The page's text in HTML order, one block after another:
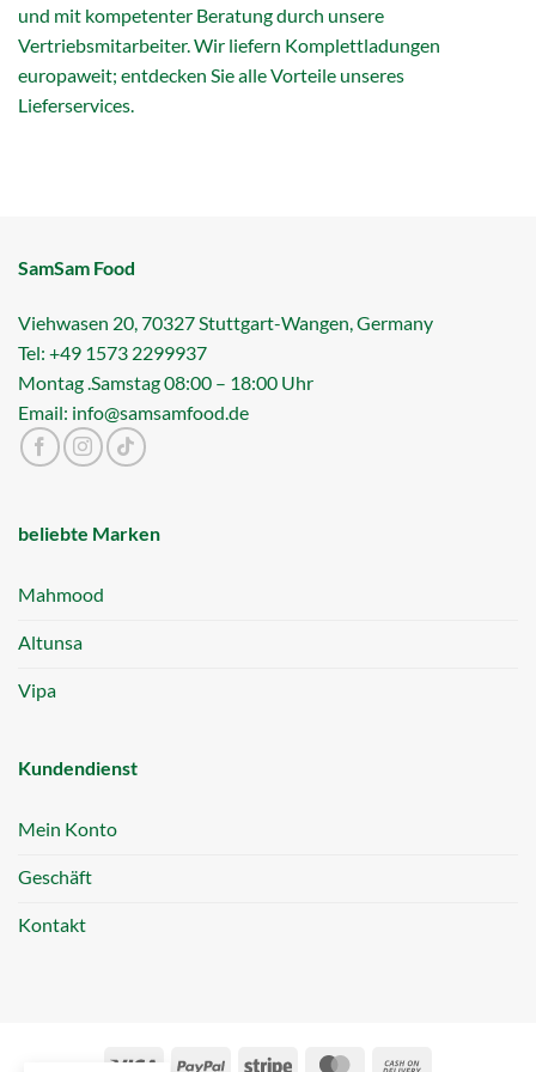
und mit kompetenter Beratung durch unsere
Vertriebsmitarbeiter. Wir liefern Komplettladungen
europaweit; entdecken Sie alle Vorteile unseres
Lieferservices.
SamSam Food
Viehwasen 20, 70327 Stuttgart-Wangen, Germany
Tel: +49 1573 2299937
Montag .Samstag 08:00 – 18:00 Uhr
Email: info@samsamfood.de
beliebte Marken
Mahmood
Altunsa
Vipa
Kundendienst
Mein Konto
Geschäft
Kontakt
Visa PayPal Stripe MasterCard